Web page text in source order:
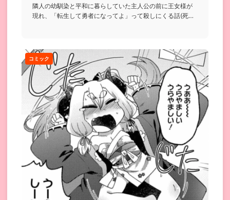
隣人の幼馴染と平和に暮らしていた主人公の前に王女様が
現れ、「転生して勇者になってよ」って殺しにくる話(死な
コミック